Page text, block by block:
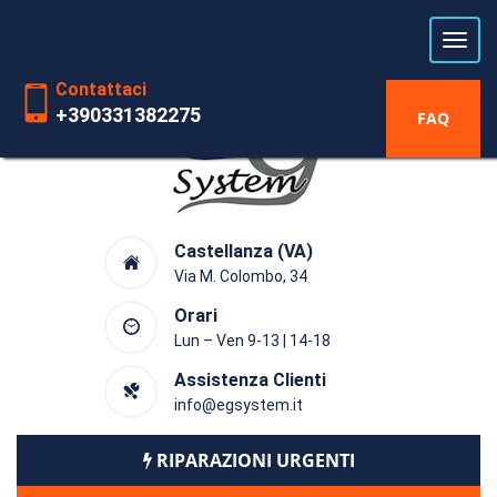
Castellanza (VA)
Via M. Colombo, 34
Orari
Lun – Ven 9-13 | 14-18
Assistenza Clienti
info@egsystem.it
RIPARAZIONI URGENTI
Contattaci
+390331382275 FAQ